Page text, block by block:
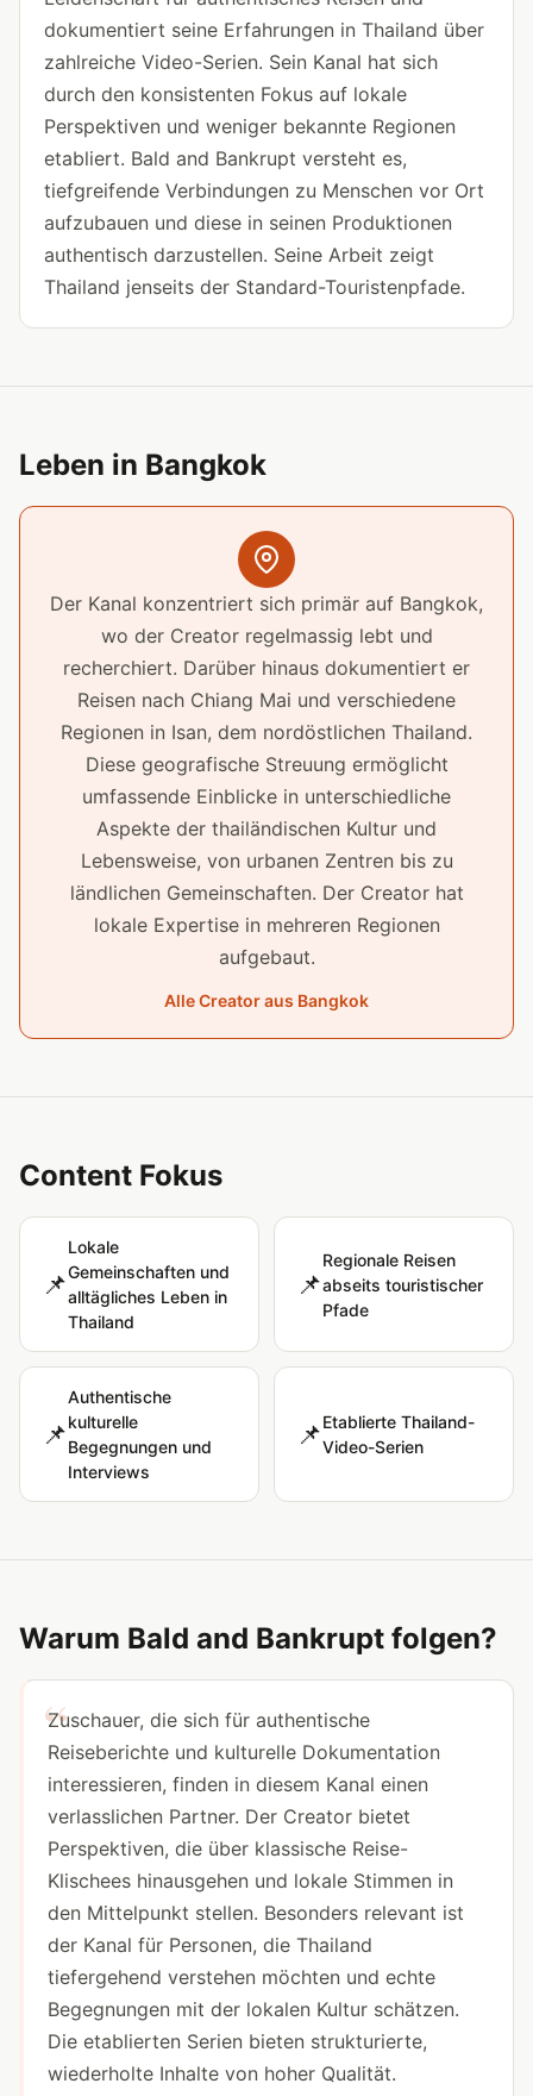
dokumentiert seine Erfahrungen in Thailand über
zahlreiche Video-Serien. Sein Kanal hat sich
durch den konsistenten Fokus auf lokale
Perspektiven und weniger bekannte Regionen
etabliert. Bald and Bankrupt versteht es,
tiefgreifende Verbindungen zu Menschen vor Ort
aufzubauen und diese in seinen Produktionen
authentisch darzustellen. Seine Arbeit zeigt
Thailand jenseits der Standard-Touristenpfade.
Leben in Bangkok
Der Kanal konzentriert sich primär auf Bangkok,
wo der Creator regelmassig lebt und
recherchiert. Darüber hinaus dokumentiert er
Reisen nach Chiang Mai und verschiedene
Regionen in Isan, dem nordöstlichen Thailand.
Diese geografische Streuung ermöglicht
umfassende Einblicke in unterschiedliche
Aspekte der thailändischen Kultur und
Lebensweise, von urbanen Zentren bis zu
ländlichen Gemeinschaften. Der Creator hat
lokale Expertise in mehreren Regionen
aufgebaut.
Alle Creator aus Bangkok
Content Fokus
📌
Lokale
Gemeinschaften und
alltägliches Leben in
Thailand
📌
Regionale Reisen
abseits touristischer
Pfade
📌
Authentische
kulturelle
Begegnungen und
Interviews
📌Etablierte Thailand-
Video-Serien
Warum Bald and Bankrupt folgen?
Zuschauer, die sich für authentische
Reiseberichte und kulturelle Dokumentation
interessieren, finden in diesem Kanal einen
verlasslichen Partner. Der Creator bietet
Perspektiven, die über klassische Reise-
Klischees hinausgehen und lokale Stimmen in
den Mittelpunkt stellen. Besonders relevant ist
der Kanal für Personen, die Thailand
tiefergehend verstehen möchten und echte
Begegnungen mit der lokalen Kultur schätzen.
Die etablierten Serien bieten strukturierte,
wiederholte Inhalte von hoher Qualität.